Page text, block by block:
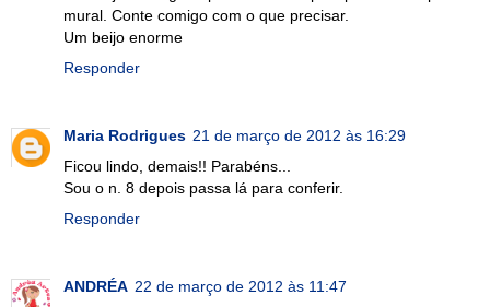
mural. Conte comigo com o que precisar.
Um beijo enorme
Responder
Maria Rodrigues 21 de março de 2012 às 16:29
Ficou lindo, demais!! Parabéns...
Sou o n. 8 depois passa lá para conferir.
Responder
ANDRÉA 22 de março de 2012 às 11:47